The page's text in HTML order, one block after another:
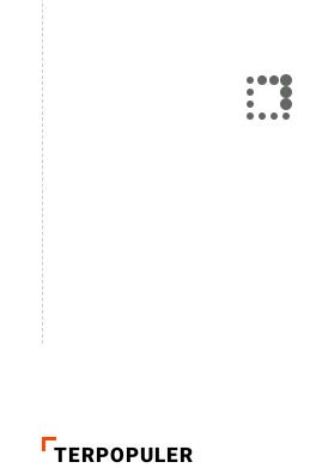
TERPOPULER